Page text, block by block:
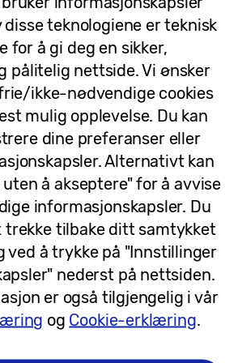
brukerne større kreativ frihet.
tekst, bilder og skisser.Audio
og fjerne uønsket støy fra
disse teknologiene er teknisk
for å gi deg en sikker,
pålitelig nettside. Vi ønsker
ikke-nødvendige cookies
mulig opplevelse. Du kan
dine preferanser eller
Alternativt kan
å akseptere" for å avvise
informasjonskapsler. Du
trekke tilbake ditt samtykket
ved å trykke på "Innstillinger
nederst på nettsiden.
er også tilgjengelig i vår
og Cookie-erklæring.